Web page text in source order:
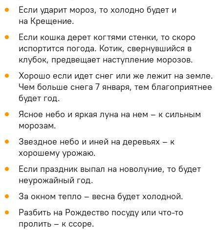
Если ударит мороз, то холодно будет и
на Крещение.
Если кошка дерет когтями стенки, то скоро
испортится погода. Котик, свернувшийся в
клубок, предвещает наступление морозов.
Хорошо если идет снег или же лежит на земле.
Чем больше снега 7 января, тем благоприятнее
будет год.
Ясное небо и яркая луна на нем – к сильным
морозам.
Звездное небо и иней на деревьях – к
хорошему урожаю.
Если праздник выпал на новолуние, то будет
неурожайный год.
За окном тепло – весна будет холодной.
Разбить на Рождество посуду или что-то
пролить – к ссоре.